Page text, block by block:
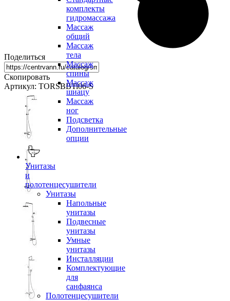
комплекты
гидромассажа
Массаж
общий
Массаж
тела
Массаж
спины
Массаж
шиацу
Массаж
ног
Подсветка
Дополнительные
опции
Унитазы
и
полотенцесушители
Унитазы
Напольные
унитазы
Подвесные
унитазы
Умные
унитазы
Инсталляции
Комплектующие
для
санфаянса
Полотенцесушители
Поделиться
Скопировать
Артикул: TORSBBTi06-S